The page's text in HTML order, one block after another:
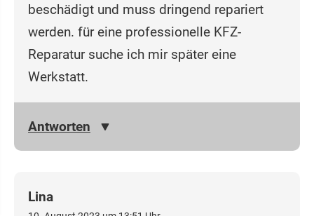
beschädigt und muss dringend repariert
werden. für eine professionelle KFZ-
Reparatur suche ich mir später eine
Werkstatt.
Antworten
Lina